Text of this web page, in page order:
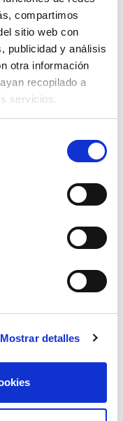
compartimos
sitio web con
publicidad y análisis
otra información
recopilado a
servicios.
Mostrar detalles
16 izq
comprar
comprar